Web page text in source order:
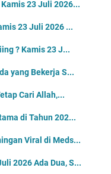
23 Juli 2026...
23 Juli 2026 ...
? Kamis 23 J...
yang Bekerja S...
Cari Allah,...
di Tahun 202...
Viral di Meds...
2026 Ada Dua, S...